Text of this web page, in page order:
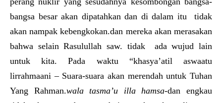
bangsa besar akan dipatahkan dan di dalam itu tidak
akan nampak kebengkokan.dan mereka akan merasakan
bahwa selain Rasulullah saw. tidak ada wujud lain
untuk kita. Pada waktu “khasya’atil aswaatu
lirrahmaani – Suara-suara akan merendah untuk Tuhan
Yang Rahman.wala tasma’u illa hamsa-dan engkau